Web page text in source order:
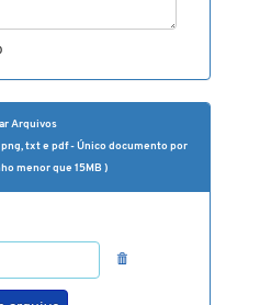
Arquivos
txt e pdf - Único documento por
menor que 15MB )